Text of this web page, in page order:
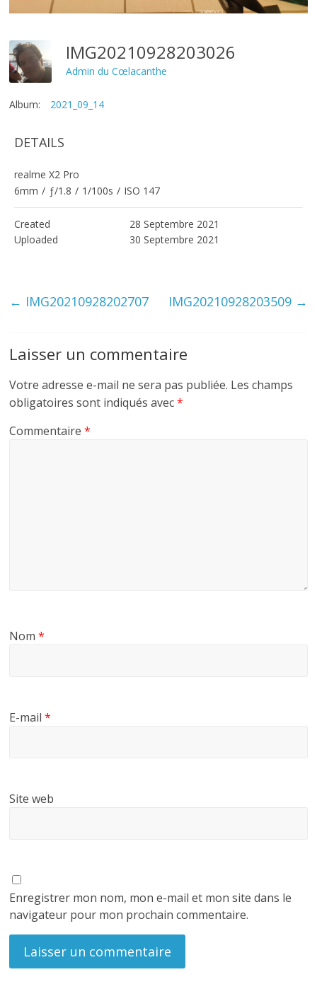
IMG20210928203026
Admin du Cœlacanthe
Album: 2021_09_14
DETAILS
realme X2 Pro
6mm / ƒ/1.8 / 1/100s / ISO 147
Created
28 Septembre 2021
Uploaded
30 Septembre 2021
← IMG20210928202707 IMG20210928203509 →
Laisser un commentaire
Votre adresse e-mail ne sera pas publiée. Les champs
obligatoires sont indiqués avec*
Commentaire*
Nom*
E-mail*
Site web
Enregistrer mon nom, mon e-mail et mon site dans le
navigateur pour mon prochain commentaire.